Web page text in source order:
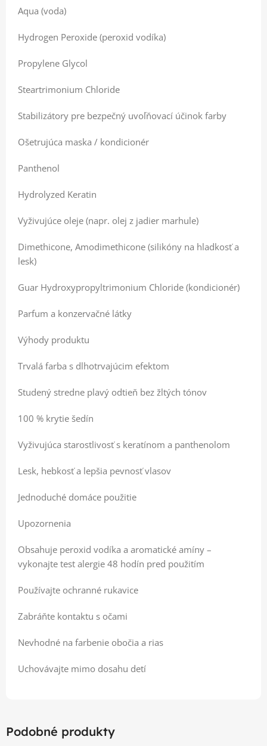
Aqua (voda)
Hydrogen Peroxide (peroxid vodíka)
Propylene Glycol
Steartrimonium Chloride
Stabilizátory pre bezpečný uvoľňovací účinok farby
Ošetrujúca maska / kondicionér
Panthenol
Hydrolyzed Keratin
Vyživujúce oleje (napr. olej z jadier marhule)
Dimethicone, Amodimethicone (silikóny na hladkosť a
lesk)
Guar Hydroxypropyltrimonium Chloride (kondicionér)
Parfum a konzervačné látky
Výhody produktu
Trvalá farba s dlhotrvajúcim efektom
Studený stredne plavý odtieň bez žltých tónov
100 % krytie šedín
Vyživujúca starostlivosť s keratínom a panthenolom
Lesk, hebkosť a lepšia pevnosť vlasov
Jednoduché domáce použitie
Upozornenia
Obsahuje peroxid vodíka a aromatické amíny –
vykonajte test alergie 48 hodín pred použitím
Používajte ochranné rukavice
Zabráňte kontaktu s očami
Nevhodné na farbenie obočia a rias
Uchovávajte mimo dosahu detí
Podobné produkty